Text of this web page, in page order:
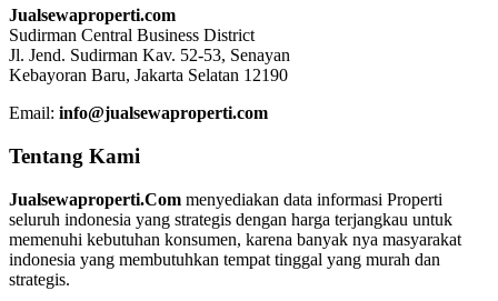
Jualsewaproperti.com
Sudirman Central Business District
Jl. Jend. Sudirman Kav. 52-53, Senayan
Kebayoran Baru, Jakarta Selatan 12190
Email: info@jualsewaproperti.com
Tentang Kami
Jualsewaproperti.Com menyediakan data informasi Properti
seluruh indonesia yang strategis dengan harga terjangkau untuk
memenuhi kebutuhan konsumen, karena banyak nya masyarakat
indonesia yang membutuhkan tempat tinggal yang murah dan
strategis.